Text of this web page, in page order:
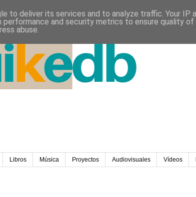
Libros Música Proyectos Audiovisuales Vídeos
to deliver its services and to analyze traffic. Your IP
performance and security metrics to ensure quality of
abuse.